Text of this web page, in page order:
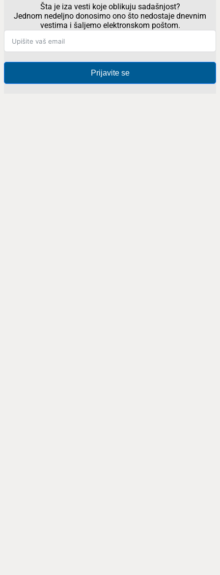
Šta je iza vesti koje oblikuju sadašnjost?
Jednom nedeljno donosimo ono što nedostaje dnevnim
vestima i šaljemo elektronskom poštom.
Prijavite se